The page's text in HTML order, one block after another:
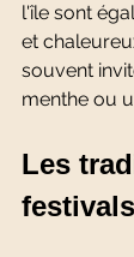
l'île sont
et
souvent
menthe ou
Les